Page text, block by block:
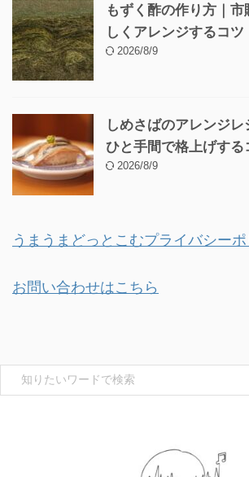
もずく酢の作り方｜
しくアレンジするコツ
2026/8/9
しめさばのアレンジ
ひと手間で格上げする
2026/8/9
うまうまどっとこむプライバシー
お問い合わせはこちら